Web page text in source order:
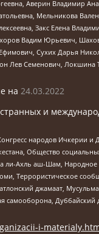
Аверин Владимир
Мельникова
Закс Елена
Вадим Юрьевич,
Сухих Дарья
Лев Семенович,
на 24.03.2022
и
народов Ичкерии и
Общество
ли-Ахль аш-Шам,
Террористическое
джамаат,
самооборона,
i-